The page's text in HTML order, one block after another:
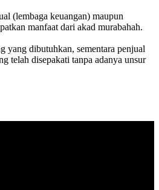
(lembaga keuangan) maupun
manfaat dari akad murabahah.
yang dibutuhkan, sementara penjual
telah disepakati tanpa adanya unsur